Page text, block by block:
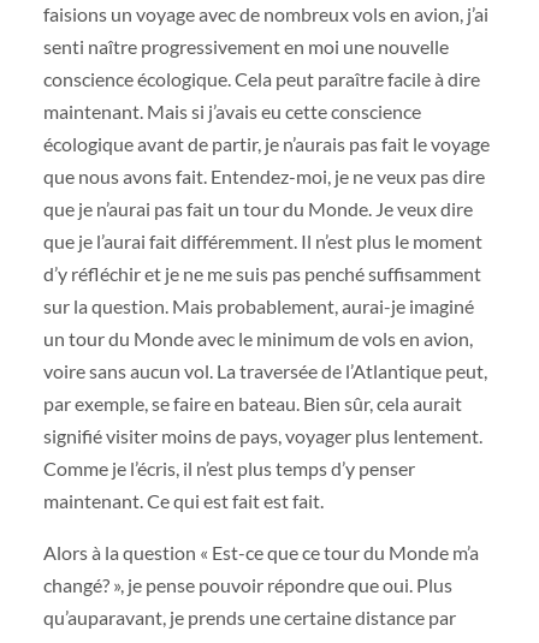
faisions un voyage avec de nombreux vols en avion, j’ai
senti naître progressivement en moi une nouvelle
conscience écologique. Cela peut paraître facile à dire
maintenant. Mais si j’avais eu cette conscience
écologique avant de partir, je n’aurais pas fait le voyage
que nous avons fait. Entendez-moi, je ne veux pas dire
que je n’aurai pas fait un tour du Monde. Je veux dire
que je l’aurai fait différemment. Il n’est plus le moment
d’y réfléchir et je ne me suis pas penché suffisamment
sur la question. Mais probablement, aurai-je imaginé
un tour du Monde avec le minimum de vols en avion,
voire sans aucun vol. La traversée de l’Atlantique peut,
par exemple, se faire en bateau. Bien sûr, cela aurait
signifié visiter moins de pays, voyager plus lentement.
Comme je l’écris, il n’est plus temps d’y penser
maintenant. Ce qui est fait est fait.
Alors à la question « Est-ce que ce tour du Monde m’a
changé? », je pense pouvoir répondre que oui. Plus
qu’auparavant, je prends une certaine distance par